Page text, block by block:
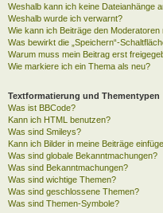
Weshalb kann ich keine Dateianhänge
Weshalb wurde ich verwarnt?
Wie kann ich Beiträge den Moderatoren
Was bewirkt die „Speichern“-
Warum muss mein Beitrag erst
Wie markiere ich ein Thema als neu?
Textformatierung und Thementypen
Was ist BBCode?
Kann ich HTML benutzen?
Was sind Smileys?
Kann ich Bilder in meine Beiträge
Was sind globale Bekanntmachungen?
Was sind Bekanntmachungen?
Was sind wichtige Themen?
Was sind geschlossene Themen?
Was sind Themen-Symbole?